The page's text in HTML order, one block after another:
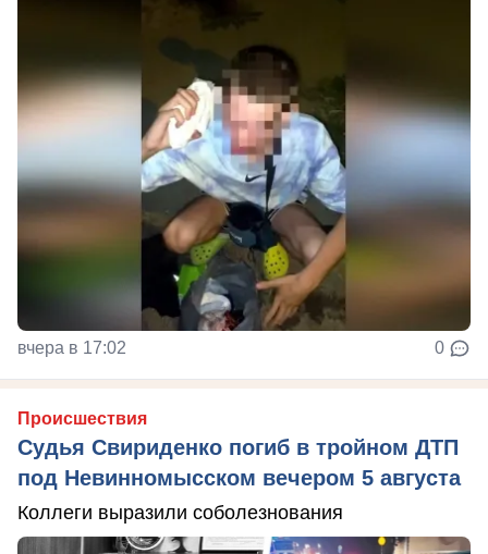
вчера в 17:02 0
Происшествия
Судья Свириденко погиб в тройном ДТП
под Невинномысском вечером 5 августа
Коллеги выразили соболезнования